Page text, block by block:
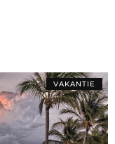
VAKANTIE